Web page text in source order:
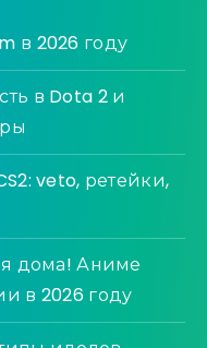
в 2026 году
в Dota 2 и
veto, ретейки,
я дома! Аниме
в 2026 году